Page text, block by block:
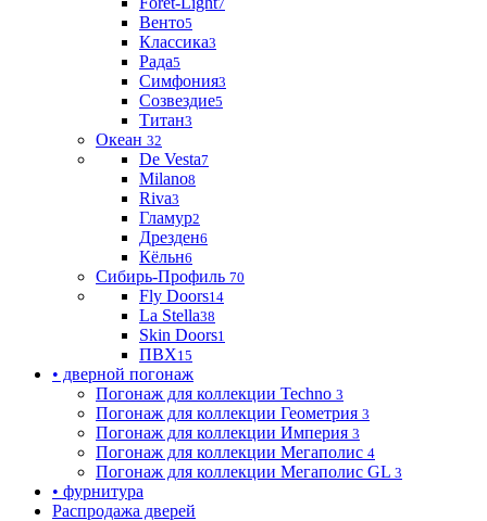
7
Венто5
Классика3
Рада5
Симфония3
Созвездие5
Титан3
Океан 32
De Vesta7
Milano8
Riva3
Гламур2
Дрезден6
Кёльн6
Сибирь-Профиль 70
Fly Doors14
La Stella38
Skin Doors1
ПВХ15
• дверной погонаж
Погонаж для коллекции Techno 3
Погонаж для коллекции Геометрия 3
Погонаж для коллекции Империя 3
Погонаж для коллекции Мегаполис 4
Погонаж для коллекции Мегаполис GL 3
• фурнитура
Распродажа дверей